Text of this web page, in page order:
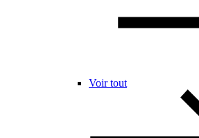
Voir tout